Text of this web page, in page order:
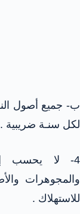
لكل سنـة ضريبية .
4- لا يحسب
والمجوهرات
للاستهلاك .